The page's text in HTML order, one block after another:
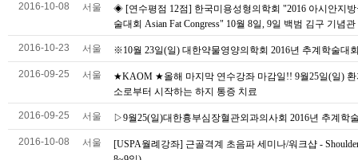
2016-10-08 서울
◈ [연수평점 12점] 한국미용성형의학회 "2016 아시안지
술대회 Asian Fat Congress" 10월 8일, 9일 백범 김구 기념관
2016-10-23 서울 ※10월 23일(일) 대한약물영양의학회 2016년 추계학술대
2016-09-25 서울
★KAOM ★올해 마지막 연수강좌 마감일!! 9월25일(일) 환
소로부터 시작하는 하지 통증 치료
2016-09-25 서울 ▷9월25(일)대한흉부심장혈관외과의사회 2016년 추계학
2016-10-08 서울
[USPA월례강좌] 근골격계 초음파 세미나/워크샵 -